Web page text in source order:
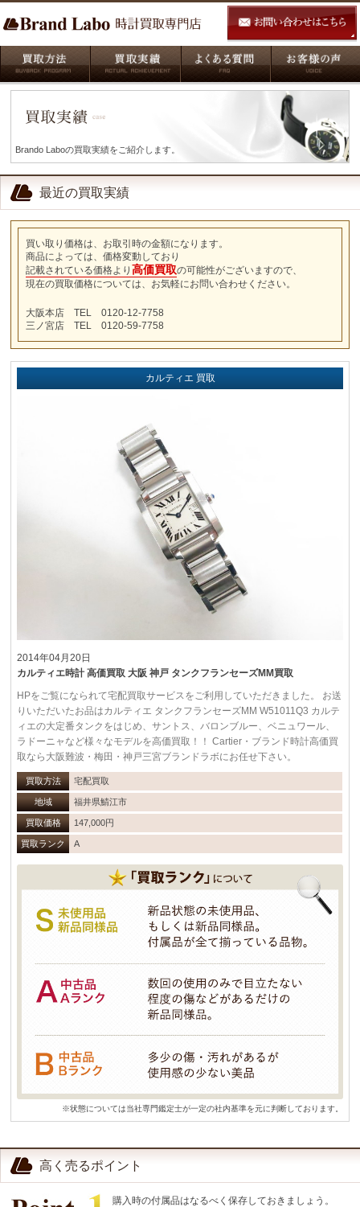
Brando Laboの買取実績をご紹介します。
最近の買取実績
買い取り価格は、お取引時の金額になります。
商品によっては、価格変動しており
記載されている価格より 高価買取の可能性がございますので、
現在の買取価格については、お気軽にお問い合わせください。
大阪本店 TEL 0120-12-7758
三ノ宮店 TEL 0120-59-7758
カルティエ 買取
2014年04月20日
カルティエ時計 高価買取 大阪 神戸 タンクフランセーズMM買取
HPをご覧になられて宅配買取サービスをご利用していただきました。 お送
りいただいたお品はカルティエ タンクフランセーズMM W51011Q3 カルテ
ィエの大定番タンクをはじめ、サントス、バロンブルー、ベニュワール、
ラドーニャなど様々なモデルを高価買取！！ Cartier・ブランド時計高価買
取なら大阪難波・梅田・神戸三宮ブランドラボにお任せ下さい。
買取方法 宅配買取
地域 福井県鯖江市
買取価格 147,000円
買取ランク A
※状態については当社専門鑑定士が一定の社内基準を元に判断しております。
高く売るポイント
購入時の付属品はなるべく保存しておきましょう。